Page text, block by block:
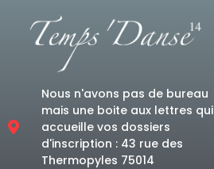
Nous n'avons pas de bureau
mais une boite aux lettres qui
accueille vos dossiers
d'inscription : 43 rue des
Thermopyles 75014